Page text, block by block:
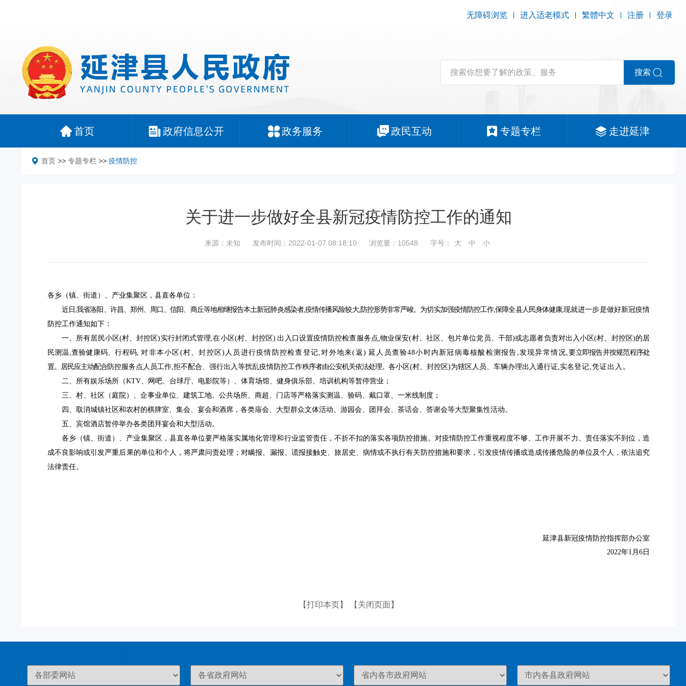
无障碍浏览 进入适老模式 繁體中文 注册 登录
搜索
首页 政府信息公开 政务服务 政民互动 专题专栏 走进延津
首页 >> 专题专栏 >> 疫情防控
关于进一步做好全县新冠疫情防控工作的通知
来源：未知 发布时间：2022-01-07 08:18:10 浏览量：10548 字号： 大 中 小
各乡（镇、街道）、产业集聚区，县直各单位：
近日,我省洛阳、许昌、郑州、周口、信阳、商丘等地相继报告本土新冠肺炎感染者,疫情传播风险较大,防控形势非常严峻。 为切实加强疫情防控工作,保障全县人民身体健康,现就进一步是做好新冠疫情
防控工作通知如下：
一、 所有居民小区(村、封控区)实行封闭式管理,在小区(村、封控区) 出 入口设置疫情防控检查服务点,物业保安(村、社区 、包片单位党员、 干部)或志愿者负责对出入小区(村、 封控区)的居
民测温,查验健康码、行程码, 对非本小区(村、封控区 )人员进行疫情防控检查登记,对外地来(返) 延 人员查验48小时内新冠病毒核酸检测报告,发现异常情况,要立即报告并按规范程序处
置。居民应主动配合防控服务点人员工作,拒不配合、强行出入等扰乱疫情防控工作秩序者由公安机关依法处理。 各小区(村、 封控区)为辖区人员、车辆办理出入通行证,实名登记,凭证出入 。
二、所有娱乐场所（KTV、网吧、台球厅、电影院等）、体育场馆、健身俱乐部、培训机构等暂停营业；
三、村、社区（庭院）、企事业单位、建筑工地、公共场所、商超、门店等严格落实测温、验码、戴口罩、一米线制度；
四、取消城镇社区和农村的棋牌室、集会、宴会和酒席，各类庙会、大型群众文体活动、游园会、团拜会、茶话会、答谢会等大型聚集性活动。
五、宾馆酒店暂停举办各类团拜宴会和大型活动。
各乡（镇、街道）、产业集聚区，县直各单位要严格落实属地化管理和行业监管责任，不折不扣的落实各项防控措施。 对疫情防控工作重视程度不够、工作开展不力、责任落实不到位，造
成不良影响或引发严重后果的单位和个人， 将严肃问责处理；对瞒报、漏报、谎报接触史、旅居史、病情或不执行有关防控措施和要求，引发疫情传播或造成传播危险的单位及个人，依法追究
法律责任。
延津县新冠疫情防控指挥部办公室
2022年1月6日
【打印本页】 【关闭页面】